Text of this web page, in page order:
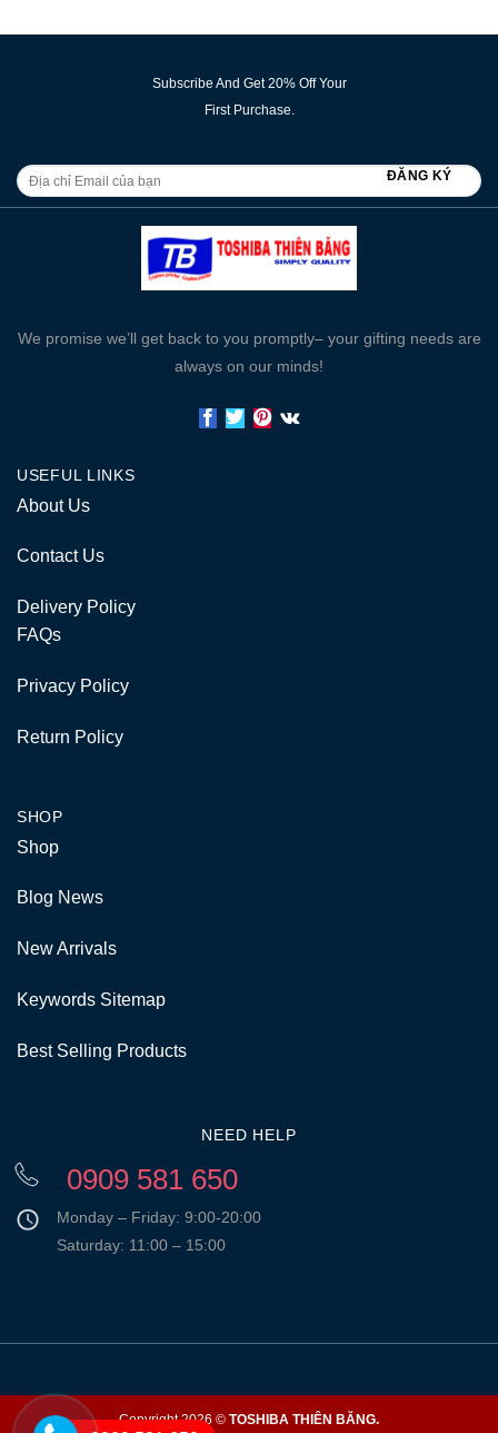
Subscribe And Get 20% Off Your
First Purchase.
We promise we’ll get back to you promptly– your gifting needs are
always on our minds!
USEFUL LINKS
About Us
Contact Us
Delivery Policy
FAQs
Privacy Policy
Return Policy
SHOP
Shop
Blog News
New Arrivals
Keywords Sitemap
Best Selling Products
NEED HELP
0909 581 650
Monday – Friday: 9:00-20:00
Saturday: 11:00 – 15:00
Copyright 2026 © TOSHIBA THIÊN BĂNG.